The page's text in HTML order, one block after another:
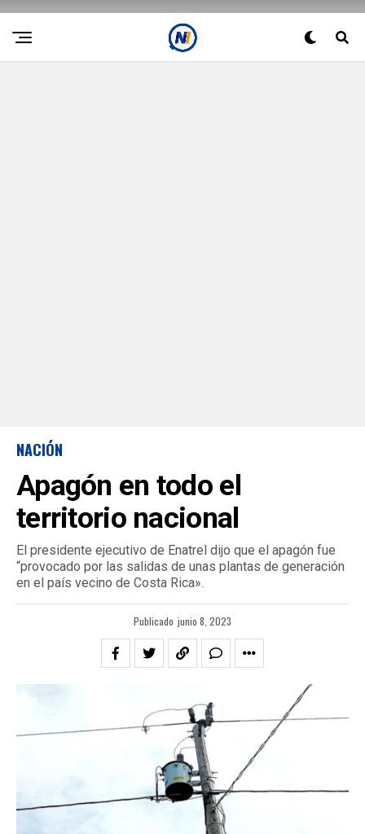
NACIÓN
Apagón en todo el
territorio nacional
El presidente ejecutivo de Enatrel dijo que el apagón fue
“provocado por las salidas de unas plantas de generación
en el país vecino de Costa Rica».
Publicado junio 8, 2023